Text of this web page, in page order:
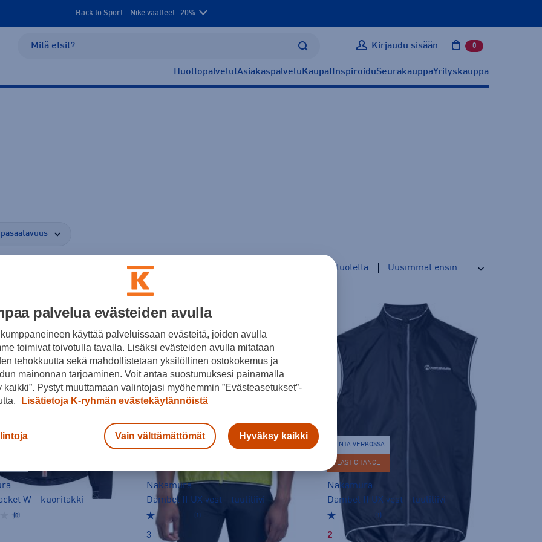
Back to Sport - Nike vaatteet -20%
Kirjaudu sisään 0 tuotetta
HuoltopalvelutAsiakaspalvelu Kaupat InspiroiduSeurakauppaYrityskauppa
tuotetta
W - kuoritakki
(0)
Nakamura
Dambel II UX vest - tuuliliivi
(1)
39,90 €
HINTA VERKOSSA
LAST CHANCE
Nakamura
Dambel II UX vest - tuuliliivi
(1)
24,00 €
palvelua evästeiden avulla
käyttää palveluissaan evästeitä, joiden avulla
toimivat toivotulla tavalla. Lisäksi evästeiden avulla mitataan
tehokkuutta sekä mahdollistetaan yksilöllinen ostokokemus ja
mainonnan tarjoaminen. Voit antaa suostumuksesi painamalla
kaikki”. Pystyt muuttamaan valintojasi myöhemmin ”Evästeasetukset”-
Lisätietoja K-ryhmän evästekäytännöistä
Vain välttämättömät Hyväksy kaikki